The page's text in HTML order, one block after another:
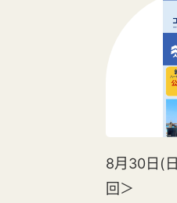
8月30日(
回＞